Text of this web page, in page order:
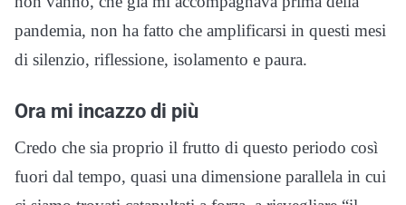
pandemia, non ha fatto che amplificarsi in questi mesi
di silenzio, riflessione, isolamento e paura.
Ora mi incazzo di più
Credo che sia proprio il frutto di questo periodo così
fuori dal tempo, quasi una dimensione parallela in cui